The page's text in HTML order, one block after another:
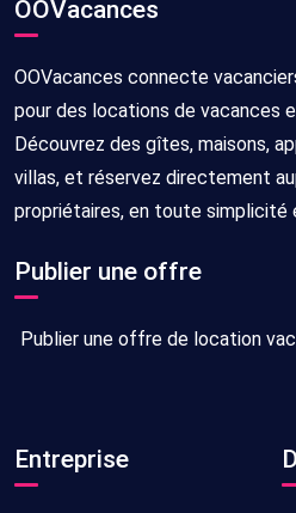
OOVacances
OOVacances connecte
pour des locations de vacances
Découvrez des gîtes, maisons,
villas, et réservez directement
propriétaires, en toute simplicité
Publier une offre
Publier une offre de location
Entreprise